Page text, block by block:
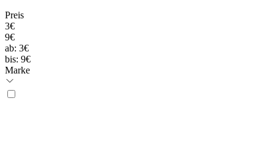
Preis
3€
9€
ab: 3€
bis: 9€
Marke